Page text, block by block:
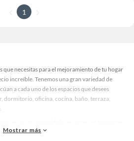
1
que necesitas para el mejoramiento de tu hogar
increíble. Tenemos una gran variedad de
a cada uno de los espacios que desees
dormitorio, oficina, cocina, baño, terraza,
específicas de tu preferencia. Recuerda
Mostrar más